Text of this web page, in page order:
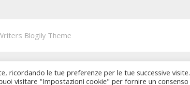
Blogily Theme
ricordando le tue preferenze per le tue successive visite.
visitare "Impostazioni cookie" per fornire un consenso